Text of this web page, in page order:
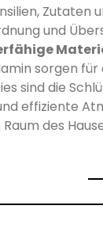
Zutaten
und
sorgen für
sind die
effiziente
des